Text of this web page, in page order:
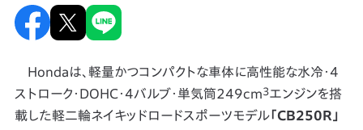
Hondaは、軽量かつコンパクトな車体に高性能な水冷・4
ストローク・DOHC・4バルブ・単気筒249cm3エンジンを搭
載した軽二輪ネイキッドロードスポーツモデル「CB250R」